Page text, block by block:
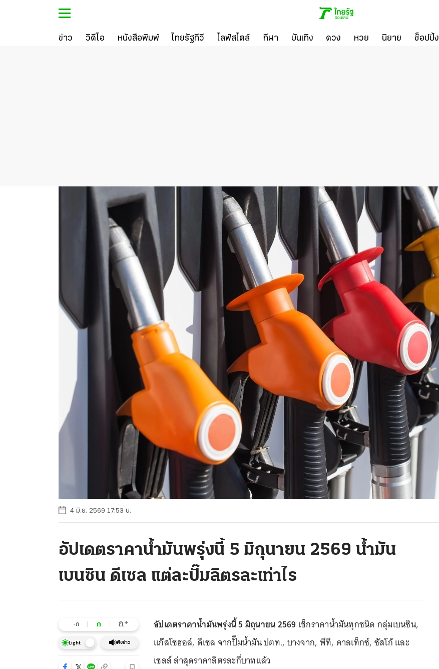
ข่าว วิดีโอ หนังสือพิมพ์ ไทยรัฐทีวี ไลฟ์สไตล์ กีฬา บันเทิง ดวง หวย นิยาย ช็อปปิ้ง
4 มิ.ย. 2569 17:53 น.
อัปเดตราคาน้ำมันพรุ่งนี้ 5 มิถุนายน 2569 น้ำมัน
เบนซิน ดีเซล แต่ละปั๊มลิตรละเท่าไร
-ก ก ก+
Light ฟังข่าว
อัปเดตราคาน้ำมันพรุ่งนี้ 5 มิถุนายน 2569 เช็กราคาน้ำมันทุกชนิด กลุ่มเบนซิน,
แก๊สโซฮอล์, ดีเซล จากปั๊มน้ำมัน ปตท., บางจาก, พีที, คาลเท็กซ์, ซัสโก้ และ
เชลล์ ล่าสุดราคาลิตรละกี่บาทแล้ว